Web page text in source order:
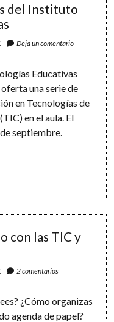
del Instituto
Deja un comentario
Educativas
una serie de
en Tecnologías de
en el aula. El
septiembre.
con las TIC y
2 comentarios
¿Cómo organizas
agenda de papel?